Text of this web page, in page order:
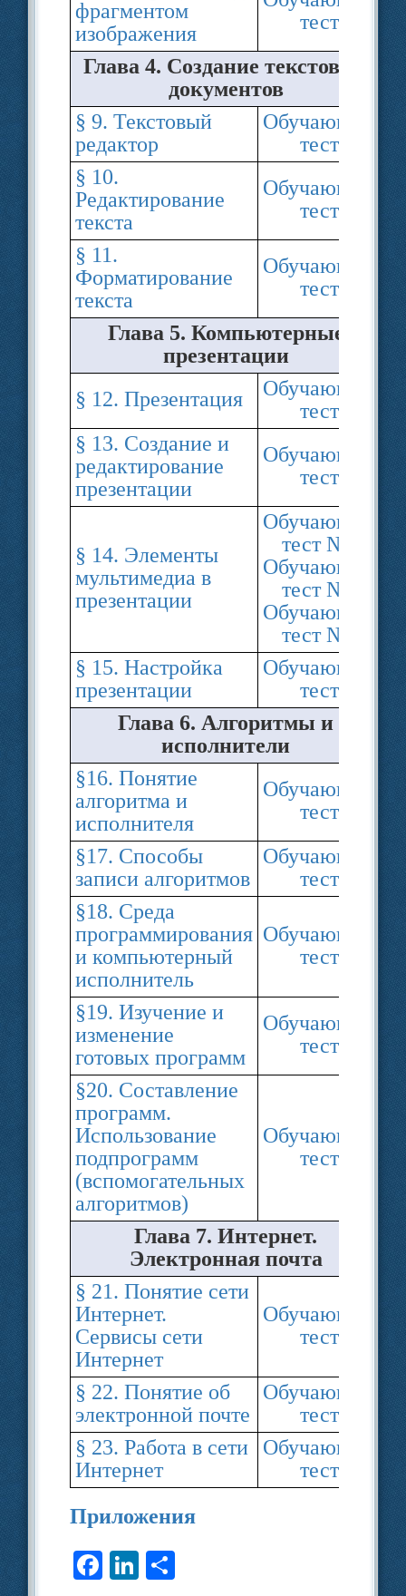
фрагментом
изображения
тест
Глава 4. Создание текстовых
документов
§ 9. Текстовый
редактор
Обучающий
тест
§ 10.
Редактирование
текста
Обучающий
тест
§ 11.
Форматирование
текста
Обучающий
тест
Глава 5. Компьютерные
презентации
§ 12. Презентация
Обучающий
тест
§ 13. Создание и
редактирование
презентации
Обучающий
тест
§ 14. Элементы
мультимедиа в
презентации
Обучающий
тест №1
Обучающий
тест №2
Обучающий
тест №3
§ 15. Настройка
презентации
Обучающий
тест
Глава 6. Алгоритмы и
исполнители
§16. Понятие
алгоритма и
исполнителя
Обучающий
тест
§17. Способы
записи алгоритмов
Обучающий
тест
§18. Среда
программирования
и компьютерный
исполнитель
Обучающий
тест
§19. Изучение и
изменение
готовых программ
Обучающий
тест
§20. Составление
программ.
Использование
подпрограмм
(вспомогательных
алгоритмов)
Обучающий
тест
Глава 7. Интернет.
Электронная почта
§ 21. Понятие сети
Интернет.
Сервисы сети
Интернет
Обучающий
тест
§ 22. Понятие об
электронной почте
Обучающий
тест
§ 23. Работа в сети
Интернет
Обучающий
тест
Приложения
F
Li